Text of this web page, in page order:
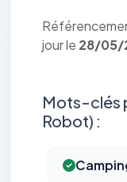
jour le 28/05/
Mots-clés
Robot) :